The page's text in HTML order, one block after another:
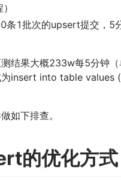
条1批次的upsert提交，5
结果大概233w每5分钟（
为insert into table values
如下排查。
的优化方式